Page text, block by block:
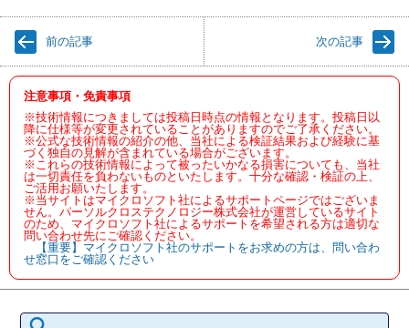
前の記事 次の記事
注意事項・免責事項
※技術情報につきましては投稿日時点の情報となります。投稿日以
降に仕様等が変更されていることがありますのでご了承ください。
※公式な技術情報の紹介の他、当社による検証結果および経験に基
づく独自の見解が含まれている場合がございます。
※これらの技術情報によって被ったいかなる損害についても、当社
は一切責任を負わないものといたします。十分な確認・検証の上、
ご活用お願いたします。
※当サイトはマイクロソフト社によるサポートページではございま
せん。パーソルクロステクノロジー株式会社が運営しているサイト
のため、マイクロソフト社によるサポートを希望される方は適切な
問い合わせ先にご確認ください。
【重要】マイクロソフト社のサポートをお求めの方は、問い合わ
せ窓口をご確認ください
索: